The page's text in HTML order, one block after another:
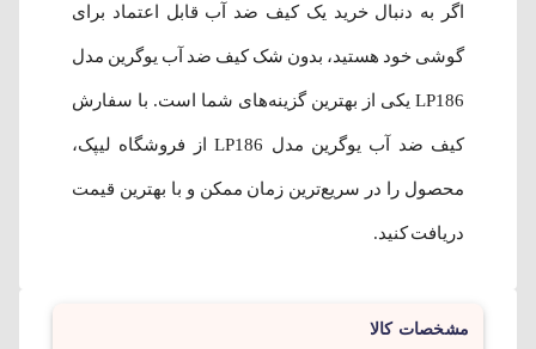
اگر به دنبال خرید یک کیف ضد آب قابل اعتماد برای
گوشی خود هستید، بدون شک کیف ضد آب یوگرین مدل
LP186 یکی از بهترین گزینه‌های شما است. با سفارش
کیف ضد آب یوگرین مدل LP186 از فروشگاه لیپک،
محصول را در سریع‌ترین زمان ممکن و با بهترین قیمت
دریافت کنید.
مشخصات کالا